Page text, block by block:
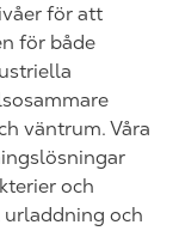
för att
för både
väntrum. Våra
och
och